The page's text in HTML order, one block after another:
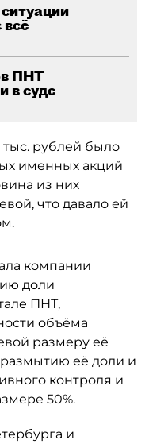
ПНТ
в суде
тыс. рублей было
именных акций
из них
что давало ей
компании
доли
ПНТ,
объёма
размеру её
размытию её доли и
контроля и
50%.
и